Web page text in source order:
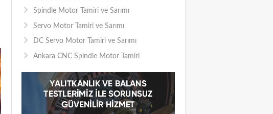
Spindle Motor Tamiri ve Sarımı
Servo Motor Tamiri ve Sarımı
DC Servo Motor Tamiri ve Sarımı
Ankara CNC Spindle Motor Tamiri